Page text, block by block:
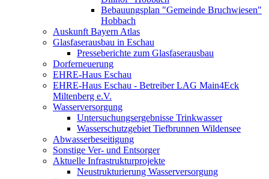
Bebauungsplan "Gemeinde Bruchwiesen"
Hobbach
Auskunft Bayern Atlas
Glasfaserausbau in Eschau
Presseberichte zum Glasfaserausbau
Dorferneuerung
EHRE-Haus Eschau
EHRE-Haus Eschau - Betreiber LAG Main4Eck
Miltenberg e.V.
Wasserversorgung
Untersuchungsergebnisse Trinkwasser
Wasserschutzgebiet Tiefbrunnen Wildensee
Abwasserbeseitigung
Sonstige Ver- und Entsorger
Aktuelle Infrastrukturprojekte
Neustrukturierung Wasserversorgung